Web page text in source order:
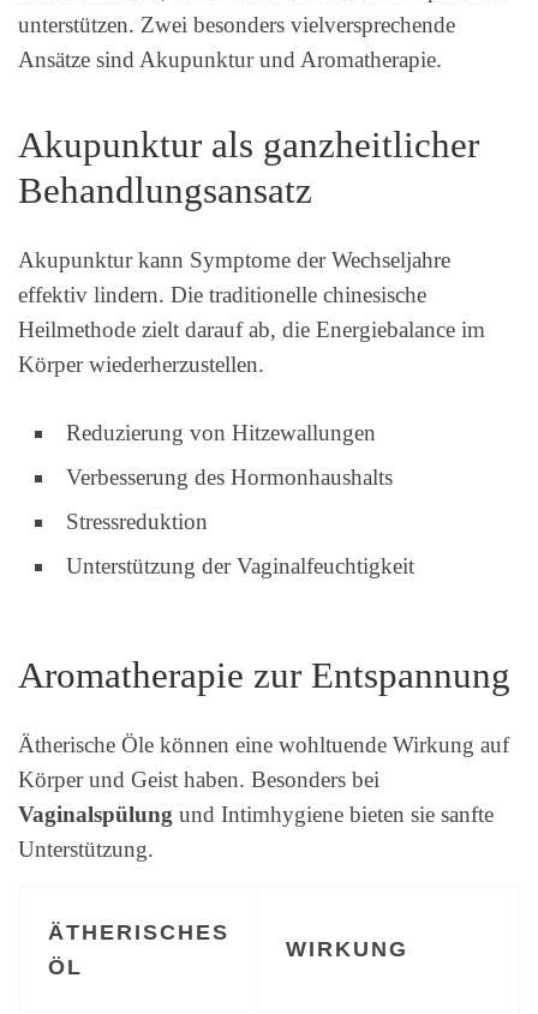
unterstützen. Zwei besonders vielversprechende
Ansätze sind Akupunktur und Aromatherapie.
Akupunktur als ganzheitlicher
Behandlungsansatz
Akupunktur kann Symptome der Wechseljahre
effektiv lindern. Die traditionelle chinesische
Heilmethode zielt darauf ab, die Energiebalance im
Körper wiederherzustellen.
Reduzierung von Hitzewallungen
Verbesserung des Hormonhaushalts
Stressreduktion
Unterstützung der Vaginalfeuchtigkeit
Aromatherapie zur Entspannung
Ätherische Öle können eine wohltuende Wirkung auf
Körper und Geist haben. Besonders bei
Vaginalspülung und Intimhygiene bieten sie sanfte
Unterstützung.
ÄTHERISCHES
ÖL
WIRKUNG